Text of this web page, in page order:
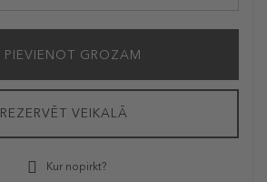
PIEVIENOT GROZAM
REZERVĒT VEIKALĀ
Kur nopirkt?